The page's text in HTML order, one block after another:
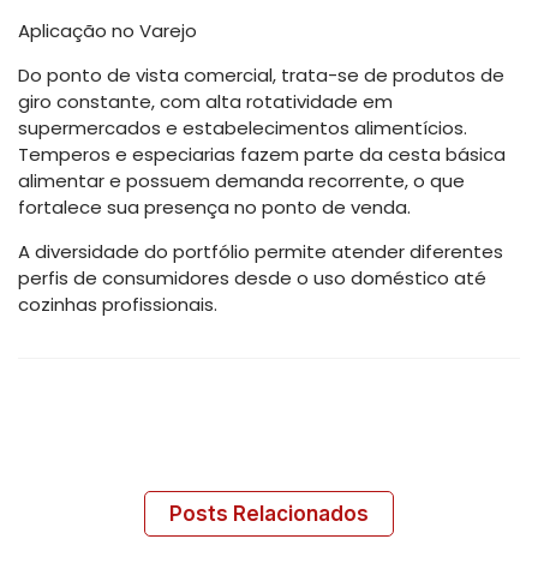
Aplicação no Varejo
Do ponto de vista comercial, trata-se de produtos de
giro constante, com alta rotatividade em
supermercados e estabelecimentos alimentícios.
Temperos e especiarias fazem parte da cesta básica
alimentar e possuem demanda recorrente, o que
fortalece sua presença no ponto de venda.
A diversidade do portfólio permite atender diferentes
perfis de consumidores desde o uso doméstico até
cozinhas profissionais.
Posts Relacionados